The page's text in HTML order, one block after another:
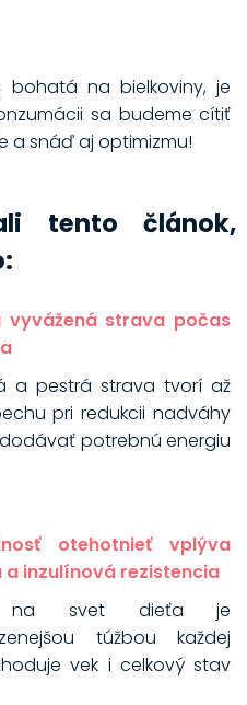
bohatá na bielkoviny, je
sa budeme cítiť
a snáď aj optimizmu!
tento článok,
vyvážená strava počas
a pestrá strava tvorí až
pri redukcii nadváhy
potrebnú energiu
otehotnieť vplýva
a inzulínová rezistencia
na svet dieťa je
túžbou každej
vek i celkový stav